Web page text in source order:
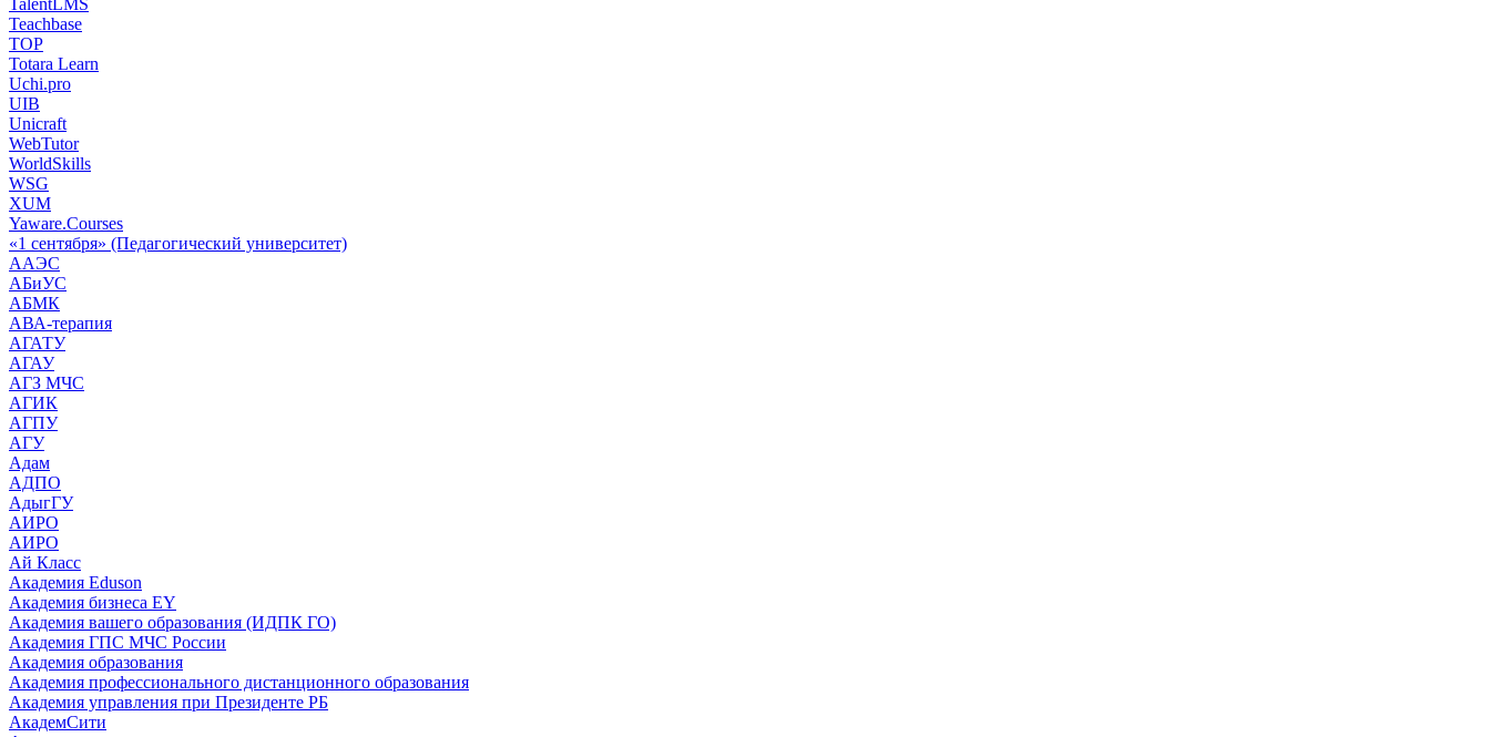
Teachbase
TOP
Totara Learn
Uchi.pro
UIB
Unicraft
WebTutor
WorldSkills
WSG
XUM
Yaware.Courses
«1 сентября» (Педагогический университет)
ААЭС
АБиУС
АБМК
АВА-терапия
АГАТУ
АГАУ
АГЗ МЧС
АГИК
АГПУ
АГУ
Адам
АДПО
АдыгГУ
АИРО
АИРО
Ай Класс
Академия Eduson
Академия бизнеса EY
Академия вашего образования (ИДПК ГО)
Академия ГПС МЧС России
Академия образования
Академия профессионального дистанционного образования
Академия управления при Президенте РБ
АкадемСити